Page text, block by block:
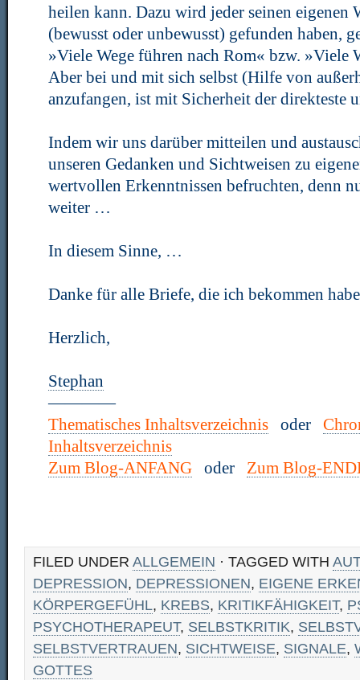
heilen kann. Dazu wird jeder seinen eigenen
(bewusst oder unbewusst) gefunden haben,
»Viele Wege führen nach Rom« bzw. »Viele
Aber bei und mit sich selbst (Hilfe von
anzufangen, ist mit Sicherheit der direkteste
Indem wir uns darüber mitteilen und
unseren Gedanken und Sichtweisen zu
wertvollen Erkenntnissen befruchten, denn
weiter …
In diesem Sinne, …
Danke für alle Briefe, die ich bekommen
Herzlich,
Stephan
————
Thematisches Inhaltsverzeichnis
oder
Inhaltsverzeichnis
Zum Blog-ANFANG
oder Zum Blog-
FILED UNDER ALLGEMEIN · TAGGED WITH
DEPRESSION, DEPRESSIONEN, EIGENE
KÖRPERGEFÜHL, KREBS, KRITIKFÄHIGKEIT,
PSYCHOTHERAPEUT, SELBSTKRITIK,
SELBSTVERTRAUEN, SICHTWEISE, SIGNALE,
GOTTES